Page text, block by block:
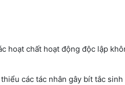
hoạt chất hoạt động độc lập
các tác nhân gây bít tắc